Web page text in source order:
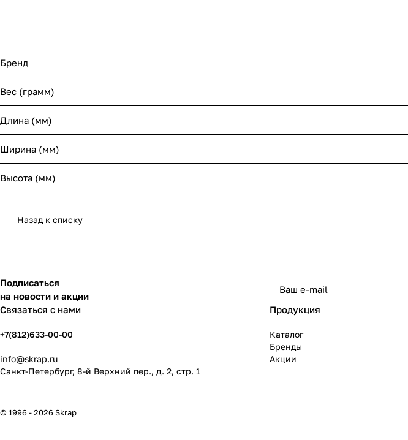
Бренд
Вес (грамм)
Длина (мм)
Ширина (мм)
Высота (мм)
Назад к списку
Подписаться
на новости и акции
Связаться с нами
+7(812)633-00-00
info@skrap.ru
Санкт-Петербург, 8-й Верхний пер., д. 2, стр. 1
Продукция
Каталог
Бренды
Акции
© 1996 - 2026 Skrap